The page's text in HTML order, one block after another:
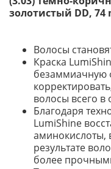
золотистый DD, 74
Волосы
Краска
безаммиачную
волосы всего
Благодаря
LumiShine
аминокислоты,
результате
более